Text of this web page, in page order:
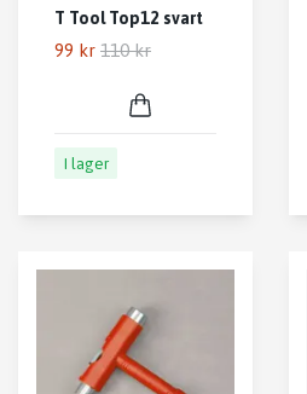
T Tool Top12 svart
99 kr 110 kr
I lager